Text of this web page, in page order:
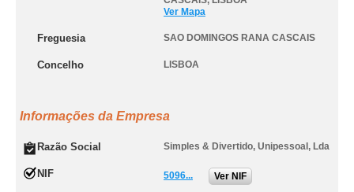
Ver Mapa
Freguesia SAO DOMINGOS RANA CASCAIS
Concelho LISBOA
Informações da Empresa
Razão Social Simples & Divertido, Unipessoal, Lda
NIF 5096... Ver NIF